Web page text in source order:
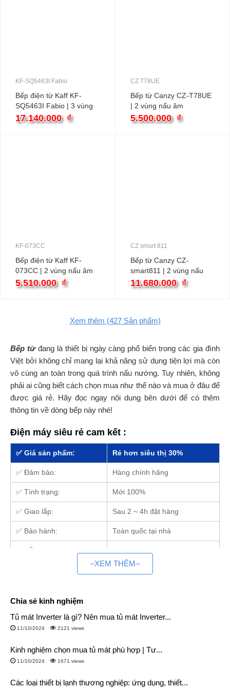
KF-SQ5463I Fabio
Bếp điện từ Kaff KF-
SQ5463I Fabio | 3 vùng
nấu âm
17.140.000 ₫
CZ T78UE
Bếp từ Canzy CZ-T78UE
| 2 vùng nấu âm
5.500.000 ₫
KF-073CC
Bếp điện từ Kaff KF-
073CC | 2 vùng nấu âm
5.510.000 ₫
CZ smart 811
Bếp từ Canzy CZ-
smart811 | 2 vùng nấu
âm
11.680.000 ₫
Xem thêm (427Sản phẩm)
Bếp từđang là thiết bị ngày càng phổ biến trong các gia đình
Việt bởi không chỉ mang lại khả năng sử dụng tiện lợi mà còn
vô cùng an toàn trong quá trình nấu nướng. Tuy nhiên, không
phải ai cũng biết cách chọn mua như thế nào và mua ở đâu để
được giá rẻ. Hãy đọc ngay nội dung bên dưới để có thêm
thông tin về dòng bếp này nhé!
Điện máy siêu rẻ cam kết :
✅ Giá sản phẩm: Rẻ hơn siêu thị 30%
✅ Đảm bảo: Hàng chính hãng
✅ Tình trạng: Mới 100%
✅ Giao lắp: Sau 2 ~ 4h đặt hàng
✅ Bảo hành: Toàn quốc tại nhà
✅ Hỗ trợ trả góp:
Điện Máy Siêu Rẻ là tổng kho bếp từ lớn nhất
– Với nhiều năm hoạt động trong lĩnh vực thiết bị bếp, chúng
tôi tự hào là đơn vị chuyên cung cấp các sản phẩm bếp từ giá
rẻ, chính hãng tới người tiêu dùng trên khắp cả nước với hai
– Với phương châm tạo ra địa chỉ mua sắm uy tín, đáng tin
phẩm cũng như cải thiện quy trình trước, trong và sau bán,
–XEM THÊM–
Chia sẻ kinh nghiệm
Tủ mát Inverter là gì? Nên mua tủ mát Inverter...
11/10/2024 2121 views
Kinh nghiệm chọn mua tủ mát phù hợp | Tư...
11/10/2024 1671 views
Các loại thiết bị lạnh thương nghiệp: ứng dụng, thiết...